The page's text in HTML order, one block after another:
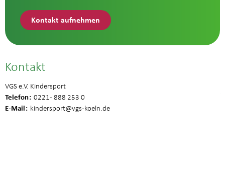
Kontakt aufnehmen
Kontakt
VGS e.V. Kindersport
Telefon 0221 - 888 253 0
E-Mail kindersport@vgs-koeln.de